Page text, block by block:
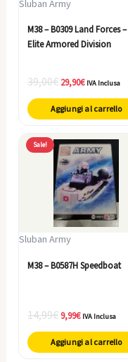
Sluban Army
M38 – B0309 Land Forces –
Elite Armored Division
39,00€ 29,90€ IVA Inclusa
Aggiungi al carrello
Sale!
Sluban Army
M38 – B0587H Speedboat
14,99€
Il
prezzo
originale
era:
14,99€.
9,99€
Il
prezzo
attuale
è:
9,99€.
IVA Inclusa
Aggiungi al carrello